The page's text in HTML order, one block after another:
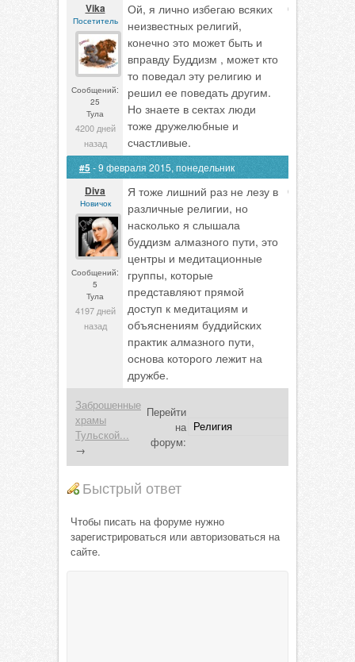
Vika
Посетитель
Сообщений:
25
Тула
4200 дней
назад
0
Ой, я лично избегаю всяких
неизвестных религий,
конечно это может быть и
вправду Буддизм , может кто
то поведал эту религию и
решил ее поведать другим.
Но знаете в сектах люди
тоже дружелюбные и
счастливые.
#5- 9 февраля 2015, понедельник
Diva
Новичок
Сообщений:
5
Тула
4197 дней
назад
0
Я тоже лишний раз не лезу в
различные религии, но
насколько я слышала
буддизм алмазного пути, это
центры и медитационные
группы, которые
представляют прямой
доступ к медитациям и
объяснениям буддийских
практик алмазного пути,
основа которого лежит на
дружбе.
Заброшенные
храмы
Тульской...
→
Перейти
на
форум:
Быстрый ответ
Чтобы писать на форуме нужно
зарегистрироваться или авторизоваться на
сайте.